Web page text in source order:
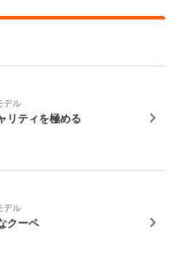
デル
リティを極める
デル
クーペ